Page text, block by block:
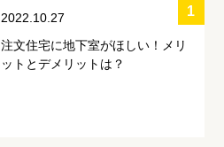
2022.10.27
注文住宅に地下室がほしい！メリ
ットとデメリットは？